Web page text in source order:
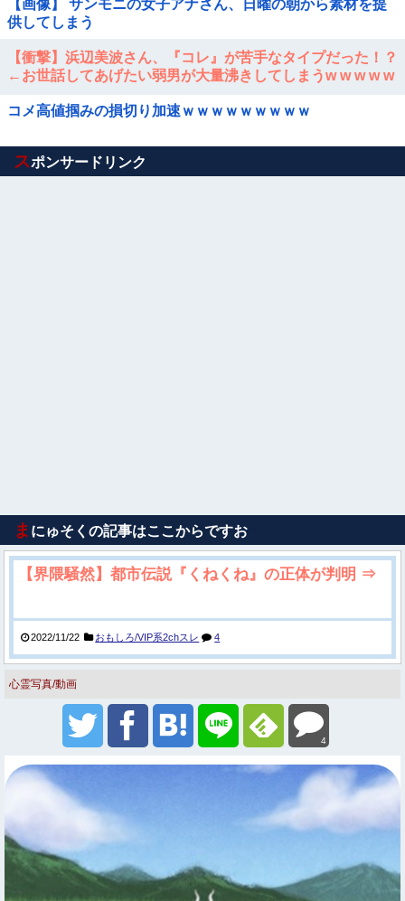
【画像】 サンモニの女子アナさん、日曜の朝から素材を提
供してしまう
【衝撃】浜辺美波さん、『コレ』が苦手なタイプだった！？
←お世話してあげたい弱男が大量沸きしてしまうw w w w w
コメ高値掴みの損切り加速ｗｗｗｗｗｗｗｗｗ
Powered by livedoor 相互RSS
スポンサードリンク
ま にゅそくの記事はここからですお
【界隈騒然】都市伝説『くねくね』の正体が判明 ⇒
2022/11/22 おもしろ/VIP系2chスレ 4
心霊写真/動画
4